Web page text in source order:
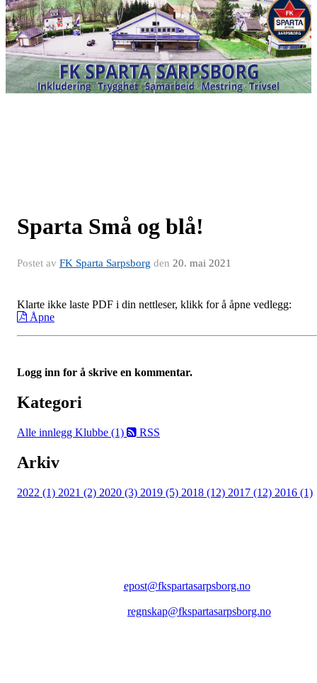
Sparta Små og blå!
Postet av FK Sparta Sarpsborg den 20. mai 2021
Klarte ikke laste PDF i din nettleser, klikk for å åpne vedlegg:
Åpne
Logg inn for å skrive en kommentar.
Kategori
Alle innlegg Klubbe (1) RSS
Arkiv
2022 (1) 2021 (2) 2020 (3) 2019 (5) 2018 (12) 2017 (12) 2016 (1)
epost@fkspartasarpsborg.no
regnskap@fkspartasarpsborg.no